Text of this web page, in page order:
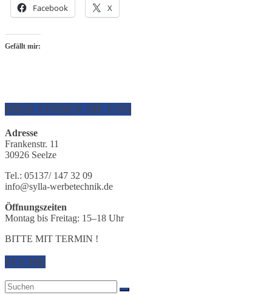
Facebook X
Gefällt mir:
HIER FINDEN SIE UNS
Adresse
Frankenstr. 11
30926 Seelze
Tel.: 05137/ 147 32 09
info@sylla-werbetechnik.de
Öffnungszeiten
Montag bis Freitag: 15–18 Uhr
BITTE MIT TERMIN !
SUCHE